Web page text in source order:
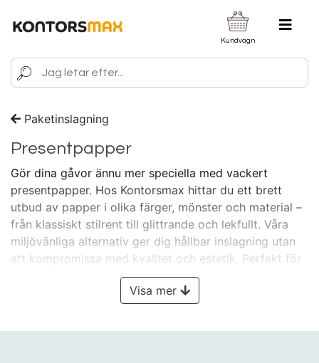
Kundvagn
Paketinslagning
Presentpapper
Gör dina gåvor ännu mer speciella med vackert
presentpapper. Hos Kontorsmax hittar du ett brett
utbud av papper i olika färger, mönster och material –
från klassiskt stilrent till glittrande och lekfullt. Våra
miljövänliga alternativ ger dig hållbar inslagning utan
att kompromissa med kvalitet och estetik. Perfekt för
födelsedagar, jul och andra firanden. Lyft dina
presenter till nästa nivå med vårt exklusiva
Visa mer